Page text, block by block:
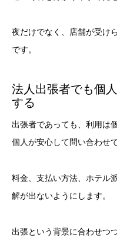
夜だけでなく、店舗が受け
です。
法人出張者でも個
する
出張者であっても、利用は
個人が安心して問い合わせ
料金、支払い方法、ホテル
解が出ないようにします。
出張という背景に合わせつ